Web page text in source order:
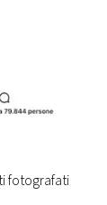
fotografati